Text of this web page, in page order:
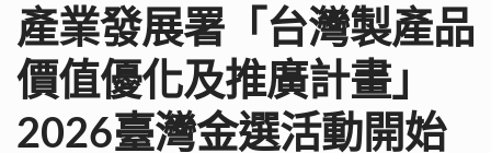
產業發展署「台灣製產品
價值優化及推廣計畫」
2026臺灣金選活動開始